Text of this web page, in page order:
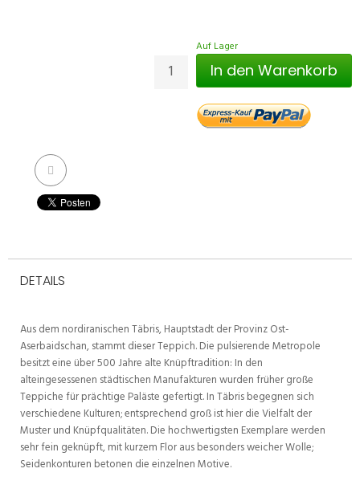
Auf Lager
In den Warenkorb
DETAILS
Aus dem nordiranischen Täbris, Hauptstadt der Provinz Ost-
Aserbaidschan, stammt dieser Teppich. Die pulsierende Metropole
besitzt eine über 500 Jahre alte Knüpftradition: In den
alteingesessenen städtischen Manufakturen wurden früher große
Teppiche für prächtige Paläste gefertigt. In Täbris begegnen sich
verschiedene Kulturen; entsprechend groß ist hier die Vielfalt der
Muster und Knüpfqualitäten. Die hochwertigsten Exemplare werden
sehr fein geknüpft, mit kurzem Flor aus besonders weicher Wolle;
Seidenkonturen betonen die einzelnen Motive.